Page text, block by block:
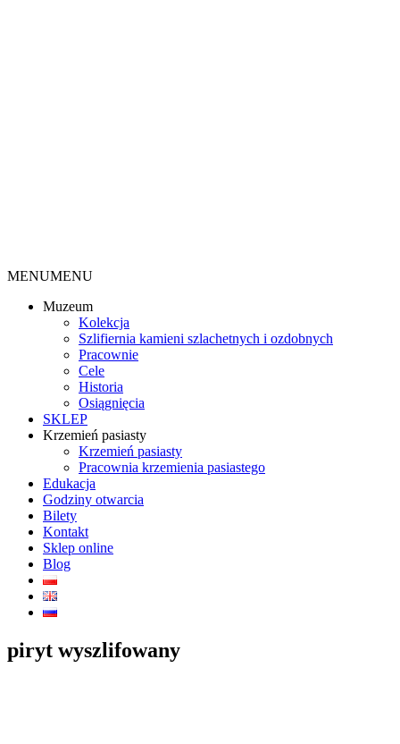
MENUMENU
Muzeum
Kolekcja
Szlifiernia kamieni szlachetnych i ozdobnych
Pracownie
Cele
Historia
Osiągnięcia
SKLEP
Krzemień pasiasty
Krzemień pasiasty
Pracownia krzemienia pasiastego
Edukacja
Godziny otwarcia
Bilety
Kontakt
Sklep online
Blog
piryt wyszlifowany